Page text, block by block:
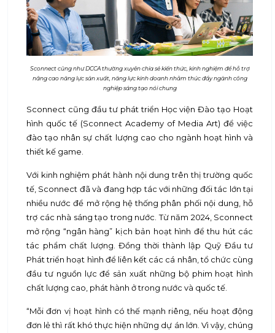
Sconnect cũng như DCCA thường xuyên chia sẻ kiến thức, kinh nghiệm để hỗ trợ
nâng cao năng lực sản xuất, năng lực kinh doanh nhằm thúc đẩy ngành công
nghiệp sáng tạo nói chung
Sconnect cũng đầu tư phát triển Học viện Đào tạo Hoạt
hình quốc tế (Sconnect Academy of Media Art) để việc
đào tạo nhân sự chất lượng cao cho ngành hoạt hình và
thiết kế game.
Với kinh nghiệm phát hành nội dung trên thị trường quốc
tế, Sconnect đã và đang hợp tác với những đối tác lớn tại
nhiều nước để mở rộng hệ thống phân phối nội dung, hỗ
trợ các nhà sáng tạo trong nước. Từ năm 2024, Sconnect
mở rộng “ngân hàng” kịch bản hoạt hình để thu hút các
tác phẩm chất lượng. Đồng thời thành lập Quỹ Đầu tư
Phát triển hoạt hình để liên kết các cá nhân, tổ chức cùng
đầu tư nguồn lực để sản xuất những bộ phim hoạt hình
chất lượng cao, phát hành ở trong nước và quốc tế.
“Mỗi đơn vị hoạt hình có thế mạnh riêng, nếu hoạt động
đơn lẻ thì rất khó thực hiện những dự án lớn. Vì vậy, chúng